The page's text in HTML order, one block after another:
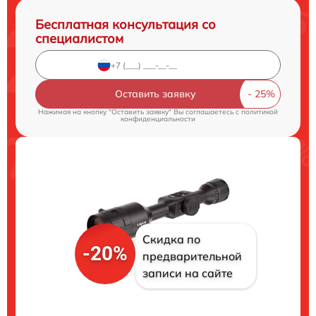
Бесплатная консультация со
специалистом
Оставить заявку
Нажимая на кнопку "Оставить заявку" Вы соглашаетесь cполитикой
конфиденциальности
-20%
Скидка по
предварительной
записи на сайте